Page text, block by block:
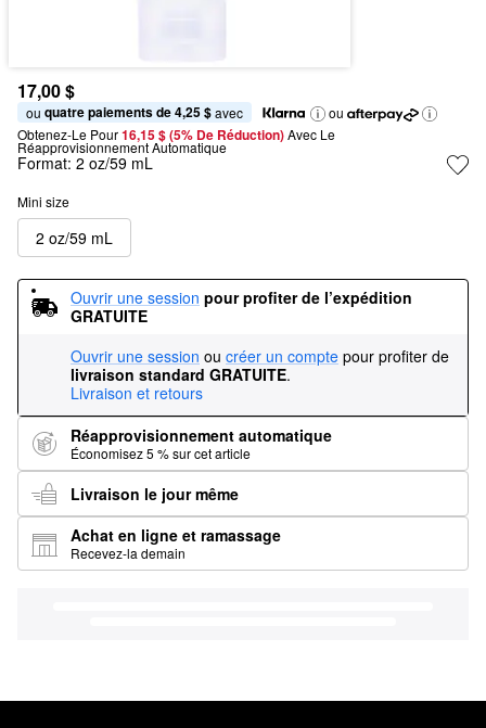
17,00 $
ou quatre paiements de 4,25 $ avec
ou
Obtenez-Le Pour16,15 $ (5% De Réduction) Avec Le
Réapprovisionnement Automatique
Format: 2 oz/59 mL
Mini size
2 oz/59 mL
Ouvrir une session pour profiter de l’expédition
GRATUITE
Ouvrir une session ou créer un compte pour profiter de
livraison standard GRATUITE.
Livraison et retours
Réapprovisionnement automatique
Économisez 5 % sur cet article
Livraison le jour même
Achat en ligne et ramassage
Recevez-la demain